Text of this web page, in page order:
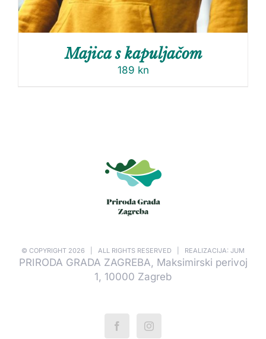
Majica s kapuljačom
189 kn
© COPYRIGHT 2026 | ALL RIGHTS RESERVED | REALIZACIJA: JUM
PRIRODA GRADA ZAGREBA, Maksimirski perivoj
1, 10000 Zagreb